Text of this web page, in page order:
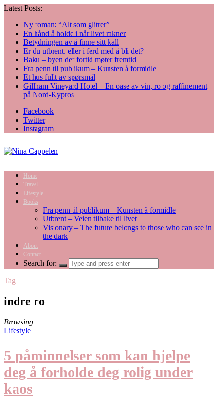
Latest Posts:
Ny roman: “Alt som glitrer”
En hånd å holde i når livet rakner
Betydningen av å finne sitt kall
Er du utbrent, eller i ferd med å bli det?
Baku – byen der fortid møter fremtid
Fra penn til publikum – Kunsten å formidle
Et hus fullt av spørsmål
Gillham Vineyard Hotel – En oase av vin, ro og raffinement
på Nord-Kypros
Facebook
Twitter
Instagram
Home
Travel
Lifestyle
Books
Fra penn til publikum – Kunsten å formidle
Utbrent – Veien tilbake til livet
Visionary – The future belongs to those who can see in
the dark
About
Contact
Search for:
Tag
indre ro
Browsing
Lifestyle
5 påminnelser som kan hjelpe
deg å forholde deg rolig under
kaos